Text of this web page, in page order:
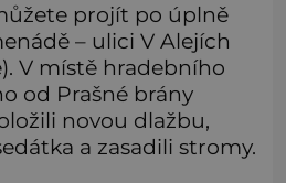
projít po úplně
– ulici V Alejích
V místě hradebního
od Prašné brány
novou dlažbu,
a zasadili stromy.